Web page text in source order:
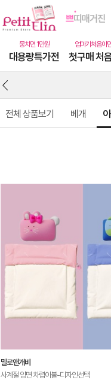
대용량특가전 첫구매 처
전체 상품보기 베개
밀로앤개비
사계절 양면 차렵이불-디자인선택